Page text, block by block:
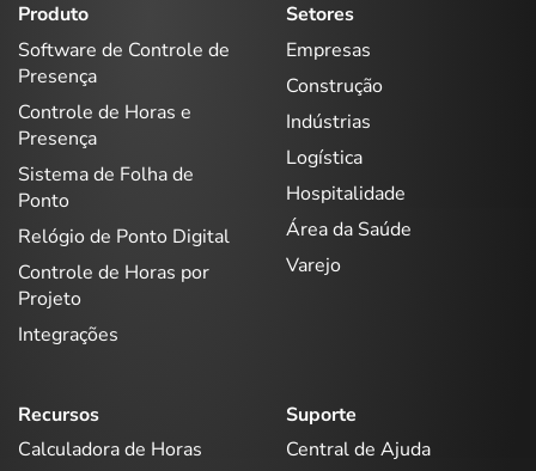
Produto
Software de Controle de
Presença
Controle de Horas e
Presença
Sistema de Folha de
Ponto
Relógio de Ponto Digital
Controle de Horas por
Projeto
Integrações
Setores
Empresas
Construção
Indústrias
Logística
Hospitalidade
Área da Saúde
Varejo
Recursos
Calculadora de Horas
Suporte
Central de Ajuda